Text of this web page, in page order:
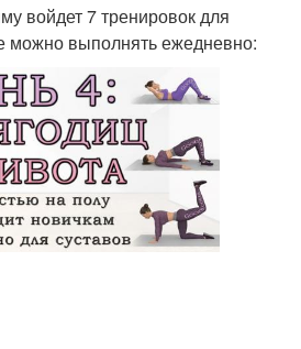
войдет 7 тренировок для
можно выполнять ежедневно: